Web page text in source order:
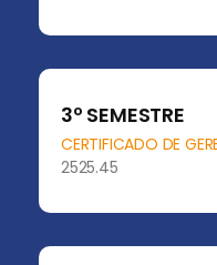
3º SEMESTRE
CERTIFICADO DE
2525.45